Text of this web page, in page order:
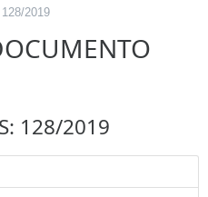
2019
128/2019